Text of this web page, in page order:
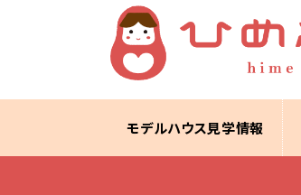
モデルハウス見学情報